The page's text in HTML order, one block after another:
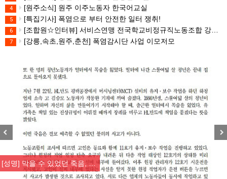
4 [원주소식] 원주 이주노동자 한국어교실
5 [특집기사] 폭염으로 부터 안전한 일터 쟁취!
6 [조합원☆인터뷰] 서비스연맹 전국학교비정규직노동조합 강원지부 김유미 춘천지회장
7 [강릉,속초,원주,춘천] 폭염감시단 사업 이모저모
[성명] 막을 수 있었던 죽음, …